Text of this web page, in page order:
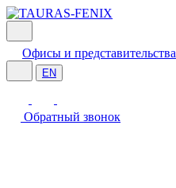
Офисы и представительства
EN
Обратный звонок